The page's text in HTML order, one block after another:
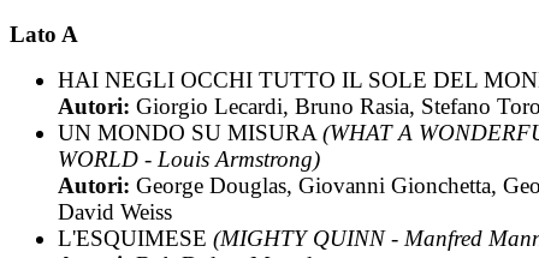
Lato A
HAI NEGLI OCCHI TUTTO IL SOLE DEL
Autori: Giorgio Lecardi, Bruno Rasia, Stefano
UN MONDO SU MISURA(WHAT A
WORLD - Louis Armstrong)
Autori: George Douglas, Giovanni Gionchetta,
David Weiss
L'ESQUIMESE (MIGHTY QUINN - Manfred